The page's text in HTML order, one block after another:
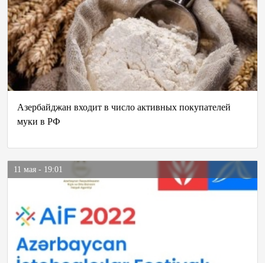
Азербайджан входит в число активных покупателей
муки в РФ
11 мая - 19:01